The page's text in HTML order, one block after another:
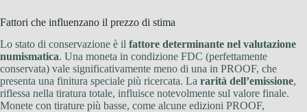
Fattori che influenzano il prezzo di stima
Lo stato di conservazione è il fattore determinante nel valutazione
numismatica. Una moneta in condizione FDC (perfettamente
conservata) vale significativamente meno di una in PROOF, che
presenta una finitura speciale più ricercata. La rarità dell’emissione,
riflessa nella tiratura totale, influisce notevolmente sul valore finale.
Monete con tirature più basse, come alcune edizioni PROOF,